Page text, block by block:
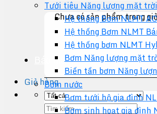
Chưa có sản phẩm trong
Quay trở lại cửa hàng
Báo giá +
Giỏ hàng
Tìm
Tưới tiêu Năng lượng mặt trời
Hệ thống Bơm NLMT AC
Hệ thống Bơm NLMT
Hệ thống bơm NLMT
Bơm Năng lượng mặt
Biến tần bơm Năng
Bơm nước
Bơm tưới hộ gia đình
Bơm sinh hoạt gia đình